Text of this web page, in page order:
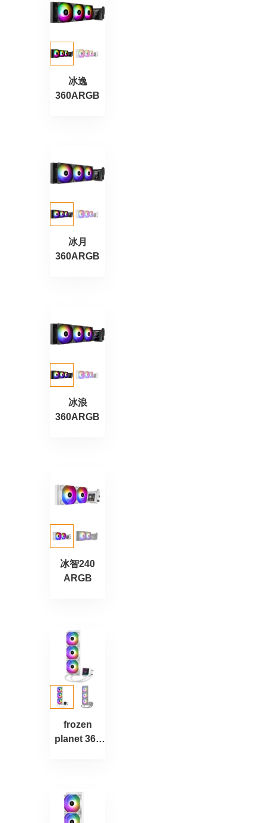
冰逸
360ARGB
冰月
360ARGB
冰浪
360ARGB
冰智240
ARGB
frozen
planet 360